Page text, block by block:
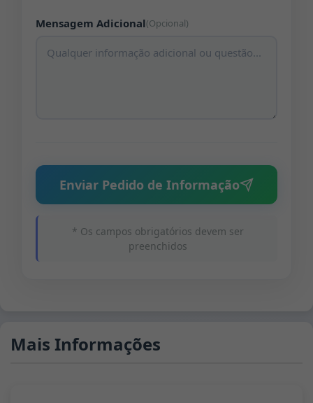
Mensagem Adicional(Opcional)
Enviar Pedido de Informação
* Os campos obrigatórios devem ser
preenchidos
Mais Informações